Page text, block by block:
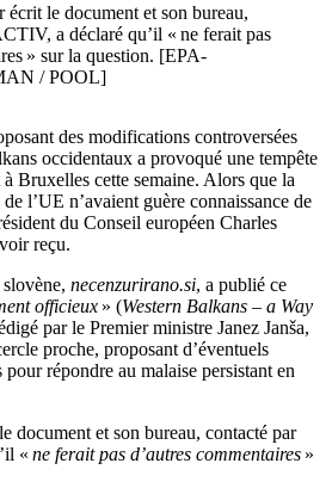
écrit le document et son bureau,
a déclaré qu’il « ne ferait pas
» sur la question. [EPA-
/ POOL]
des modifications controversées
occidentaux a provoqué une tempête
Bruxelles cette semaine. Alors que la
l’UE n’avaient guère connaissance de
du Conseil européen Charles
reçu.
necenzurirano.si, a publié ce
officieux » (Western Balkans – a Way
par le Premier ministre Janez Janša,
proche, proposant d’éventuels
répondre au malaise persistant en
document et son bureau, contacté par
« ne ferait pas d’autres commentaires »